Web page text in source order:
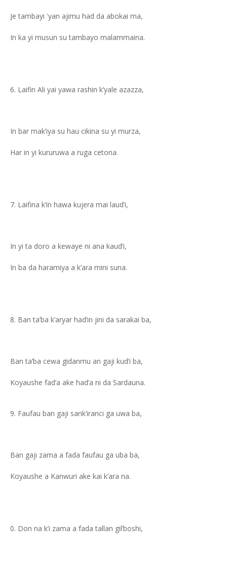
Je tambayi 'yan ajimu had da abokai ma,
In ka yi musun su tambayo malammaina.
Laifin Ali yai yawa rashin k’yale azazza,
In bar mak’iya su hau cikina su yi murza,
Har in yi kururuwa a ruga cetona.
Laifina k’in hawa kujera mai laud’i,
In yi ta doro a kewaye ni ana kaud’i,
In ba da haramiya a k’ara mini suna.
Ban ta’ba k’aryar had’in jini da sarakai ba,
Ban ta’ba cewa gidanmu an gaji kud’i ba,
Koyaushe fad’a ake had’a ni da Sardauna.
Faufau ban gaji sank’iranci ga uwa ba,
Ban gaji zama a fada faufau ga uba ba,
Koyaushe a Kanwuri ake kai k’ara na.
Don na k’i zama a fada tallan gil’boshi,